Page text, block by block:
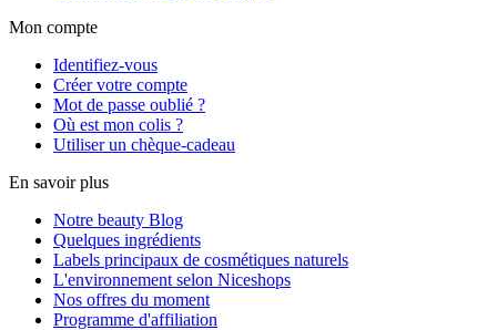
Mon compte
Identifiez-vous
Créer votre compte
Mot de passe oublié ?
Où est mon colis ?
Utiliser un chèque-cadeau
En savoir plus
Notre beauty Blog
Quelques ingrédients
Labels principaux de cosmétiques naturels
L'environnement selon Niceshops
Nos offres du moment
Programme d'affiliation